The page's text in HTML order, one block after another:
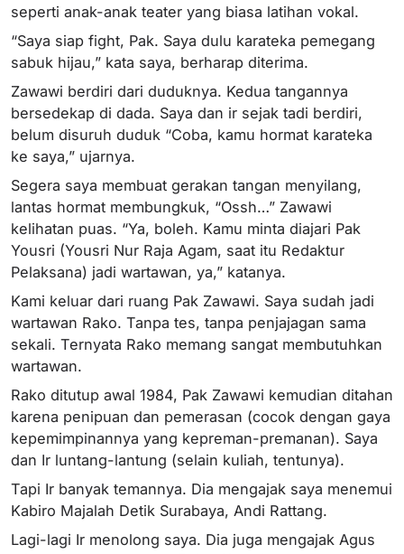
seperti anak-anak teater yang biasa latihan vokal.
“Saya siap fight, Pak. Saya dulu karateka pemegang
sabuk hijau,” kata saya, berharap diterima.
Zawawi berdiri dari duduknya. Kedua tangannya
bersedekap di dada. Saya dan ir sejak tadi berdiri,
belum disuruh duduk “Coba, kamu hormat karateka
ke saya,” ujarnya.
Segera saya membuat gerakan tangan menyilang,
lantas hormat membungkuk, “Ossh…” Zawawi
kelihatan puas. “Ya, boleh. Kamu minta diajari Pak
Yousri (Yousri Nur Raja Agam, saat itu Redaktur
Pelaksana) jadi wartawan, ya,” katanya.
Kami keluar dari ruang Pak Zawawi. Saya sudah jadi
wartawan Rako. Tanpa tes, tanpa penjajagan sama
sekali. Ternyata Rako memang sangat membutuhkan
wartawan.
Rako ditutup awal 1984, Pak Zawawi kemudian ditahan
karena penipuan dan pemerasan (cocok dengan gaya
kepemimpinannya yang kepreman-premanan). Saya
dan Ir luntang-lantung (selain kuliah, tentunya).
Tapi Ir banyak temannya. Dia mengajak saya menemui
Kabiro Majalah Detik Surabaya, Andi Rattang.
Lagi-lagi Ir menolong saya. Dia juga mengajak Agus